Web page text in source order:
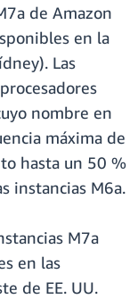
de Amazon
en la
Las
nombre en
máxima de
hasta un 50 %
instancias M6a.
M7a
en las
de EE. UU.